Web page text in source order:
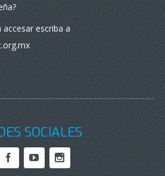
escriba a
SOCIALES